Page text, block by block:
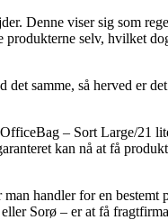
Denne viser sig som
selv, hvilket
samme, så herved er
– Sort Large/21
kan nå at få
handler for en
Sorø – er at få